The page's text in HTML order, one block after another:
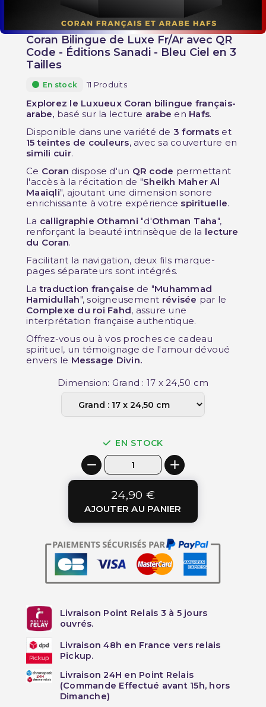
Coran Bilingue de Luxe Fr/Ar avec QR
Code - Éditions Sanadi - Bleu Ciel en 3
Tailles
En stock 11 Produits
Explorez le Luxueux Coran bilingue français-
arabe, basé sur la lecture arabe en Hafs.
Disponible dans une variété de 3 formats et
15 teintes de couleurs, avec sa couverture en
simili cuir.
Ce Coran dispose d'un QR code permettant
l'accès à la récitation de "Sheikh Maher Al
Maaiqli", ajoutant une dimension sonore
enrichissante à votre expérience spirituelle.
La calligraphie Othamni "d'Othman Taha",
renforçant la beauté intrinsèque de la lecture
du Coran.
Facilitant la navigation, deux fils marque-
pages séparateurs sont intégrés.
Latraduction française de "Muhammad
Hamidullah", soigneusement révisée par le
Complexe du roi Fahd, assure une
interprétation française authentique.
Offrez-vous ou à vos proches ce cadeau
spirituel, un témoignage de l'amour dévoué
envers le Message Divin.
Dimension: Grand : 17 x 24,50 cm
EN STOCK
24,90 €
AJOUTER AU PANIER
Livraison Point Relais 3 à 5 jours
ouvrés.
Livraison 48h en France vers relais
Pickup.
Livraison 24H en Point Relais
(Commande Effectué avant 15h, hors
Dimanche)